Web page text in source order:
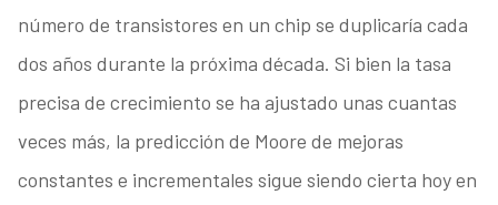
número de transistores en un chip se duplicaría cada
dos años durante la próxima década. Si bien la tasa
precisa de crecimiento se ha ajustado unas cuantas
veces más, la predicción de Moore de mejoras
constantes e incrementales sigue siendo cierta hoy en